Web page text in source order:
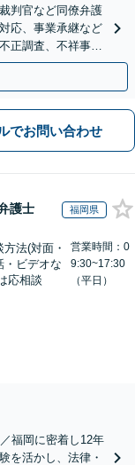
判官など同僚弁護
応、事業承継など
正調査、不祥事や
長支援。
でお問い合わせ
護士 福岡県
方法(対面・
・ビデオな
応相談
営業時間：0
9:30~17:30
（平日）
福岡に密着し12年
を活かし、法律・